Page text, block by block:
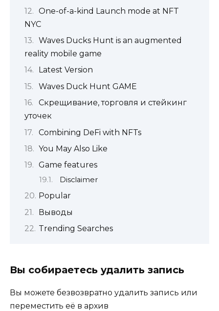
One-of-a-kind Launch mode at NFT
NYC
Waves Ducks Hunt is an augmented
reality mobile game
Latest Version
Waves Duck Hunt GAME
Скрещивание, торговля и стейкинг
уточек
Combining DeFi with NFTs
You May Also Like
Game features
Disclaimer
Popular
Выводы
Trending Searches
Вы собираетесь удалить запись
Вы можете безвозвратно удалить запись или
переместить её в архив